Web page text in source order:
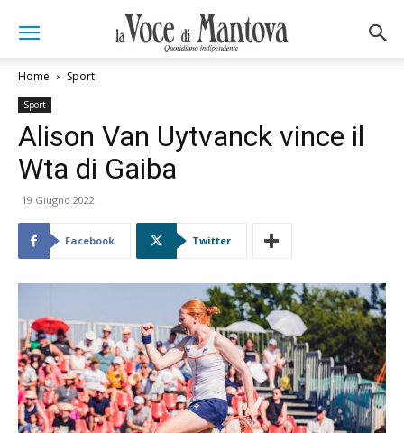
Home Sport
Sport
Alison Van Uytvanck vince il
Wta di Gaiba
19 Giugno 2022
Facebook Twitter